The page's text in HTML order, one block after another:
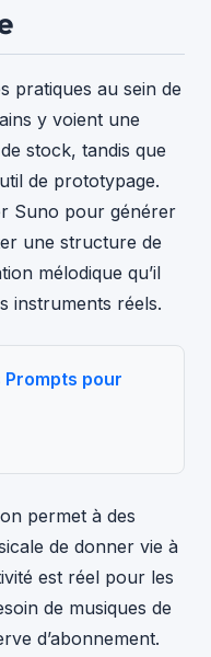
pratiques au sein de
y voient une
stock, tandis que
de prototypage.
Suno pour générer
une structure de
mélodique qu’il
instruments réels.
Prompts pour
permet à des
de donner vie à
est réel pour les
de musiques de
d’abonnement.